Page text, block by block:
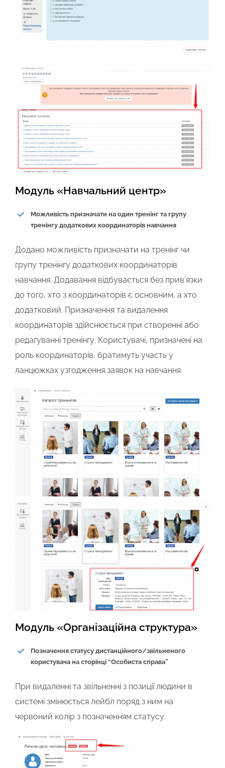
Модуль «Навчальний центр»
Можливість призначати на один тренінг та групу
тренінгу додаткових координаторів навчання
Додано можливість призначати на тренінг чи
групу тренінгу додаткових координаторів
навчання. Додавання відбувається без прив’язки
до того, хто з координаторів є основним, а хто
додатковий. Призначення та видалення
координаторів здійснюється при створенні або
редагуванні тренінгу. Користувачі, призначені на
роль координаторів, братимуть участь у
ланцюжках узгодження заявок на навчання.
Модуль «Організаційна структура»
Позначення статусу дистанційного/звільненого
користувача на сторінці “Особиста справа”
При видаленні та звільненні з позиції людини в
системі змінюється лейбл поряд з ним на
червоний колір з позначенням статусу.